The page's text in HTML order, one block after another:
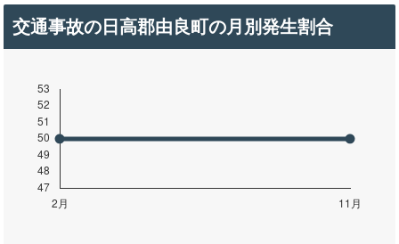
交通事故の日高郡由良町の月別発生割合